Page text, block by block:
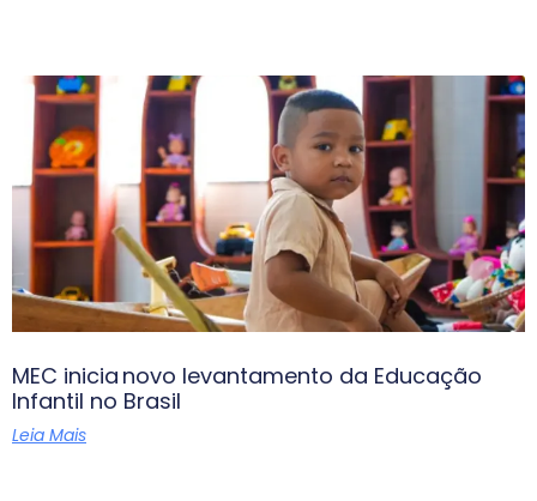
MEC inicia novo levantamento da Educação
Infantil no Brasil
Leia Mais